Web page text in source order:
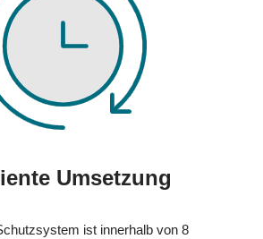
Umsetzung
ist innerhalb von 8